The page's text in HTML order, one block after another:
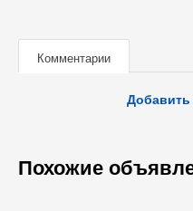
Комментарии
Похожие